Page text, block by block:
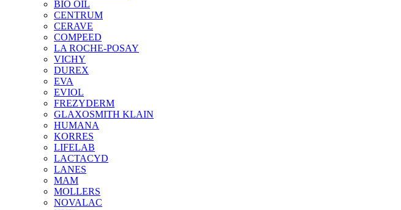
BIO OIL
CENTRUM
CERAVE
COMPEED
LA ROCHE-POSAY
VICHY
DUREX
EVA
EVIOL
FREZYDERM
GLAXOSMITH KLAIN
HUMANA
KORRES
LIFELAB
LACTACYD
LANES
MAM
MOLLERS
NOVALAC